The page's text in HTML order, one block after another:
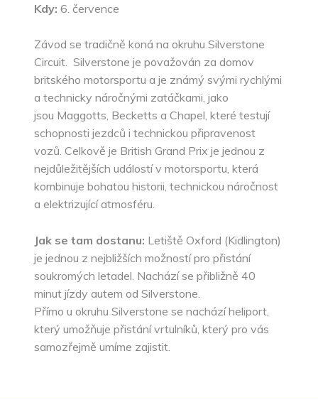
Kdy: 6. července
Závod se tradičně koná na okruhu Silverstone
Circuit. Silverstone je považován za domov
britského motorsportu a je známý svými rychlými
a technicky náročnými zatáčkami, jako
jsou Maggotts, Becketts a Chapel, které testují
schopnosti jezdců i technickou připravenost
vozů. Celkově je British Grand Prix je jednou z
nejdůležitějších událostí v motorsportu, která
kombinuje bohatou historii, technickou náročnost
a elektrizující atmosféru.
Jak se tam dostanu: Letiště Oxford (Kidlington)
je jednou z nejbližších možností pro přistání
soukromých letadel. Nachází se přibližně 40
minut jízdy autem od Silverstone.
Přímo u okruhu Silverstone se nachází heliport,
který umožňuje přistání vrtulníků, který pro vás
samozřejmě umíme zajistit.